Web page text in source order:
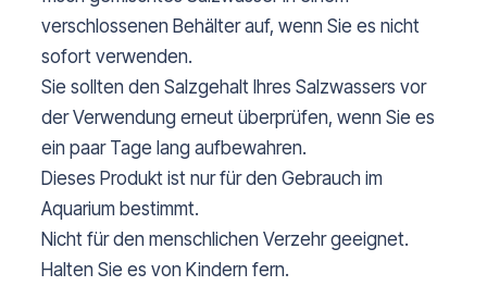
verschlossenen Behälter auf, wenn Sie es nicht
sofort verwenden.
Sie sollten den Salzgehalt Ihres Salzwassers vor
der Verwendung erneut überprüfen, wenn Sie es
ein paar Tage lang aufbewahren.
Dieses Produkt ist nur für den Gebrauch im
Aquarium bestimmt.
Nicht für den menschlichen Verzehr geeignet.
Halten Sie es von Kindern fern.